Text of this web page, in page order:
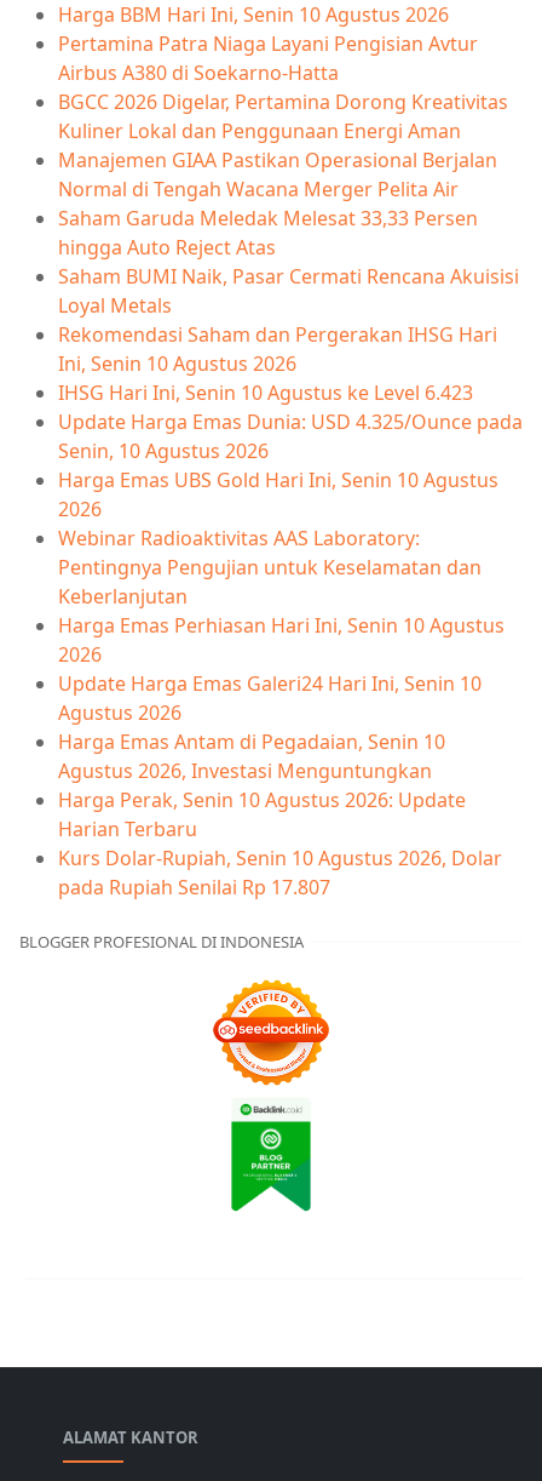
Harga BBM Hari Ini, Senin 10 Agustus 2026
Pertamina Patra Niaga Layani Pengisian Avtur
Airbus A380 di Soekarno-Hatta
BGCC 2026 Digelar, Pertamina Dorong Kreativitas
Kuliner Lokal dan Penggunaan Energi Aman
Manajemen GIAA Pastikan Operasional Berjalan
Normal di Tengah Wacana Merger Pelita Air
Saham Garuda Meledak Melesat 33,33 Persen
hingga Auto Reject Atas
Saham BUMI Naik, Pasar Cermati Rencana Akuisisi
Loyal Metals
Rekomendasi Saham dan Pergerakan IHSG Hari
Ini, Senin 10 Agustus 2026
IHSG Hari Ini, Senin 10 Agustus ke Level 6.423
Update Harga Emas Dunia: USD 4.325/Ounce pada
Senin, 10 Agustus 2026
Harga Emas UBS Gold Hari Ini, Senin 10 Agustus
2026
Webinar Radioaktivitas AAS Laboratory:
Pentingnya Pengujian untuk Keselamatan dan
Keberlanjutan
Harga Emas Perhiasan Hari Ini, Senin 10 Agustus
2026
Update Harga Emas Galeri24 Hari Ini, Senin 10
Agustus 2026
Harga Emas Antam di Pegadaian, Senin 10
Agustus 2026, Investasi Menguntungkan
Harga Perak, Senin 10 Agustus 2026: Update
Harian Terbaru
Kurs Dolar-Rupiah, Senin 10 Agustus 2026, Dolar
pada Rupiah Senilai Rp 17.807
BLOGGER PROFESIONAL DI INDONESIA
ALAMAT KANTOR